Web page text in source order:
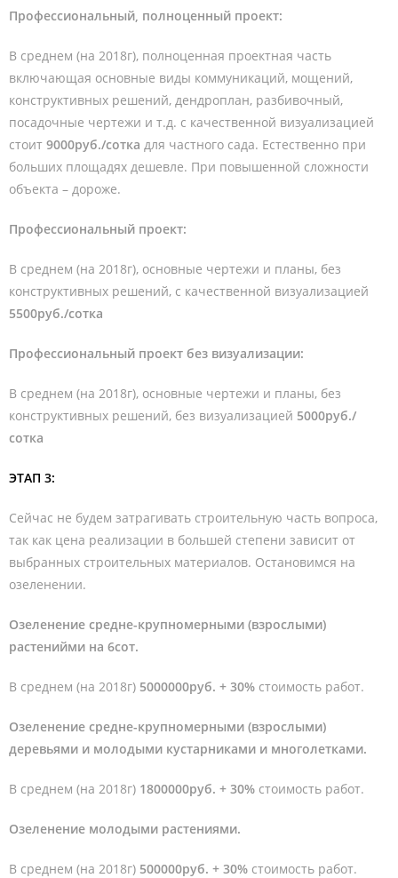
Профессиональный, полноценный проект:
В среднем (на 2018г), полноценная проектная часть
включающая основные виды коммуникаций, мощений,
конструктивных решений, дендроплан, разбивочный,
посадочные чертежи и т.д. с качественной визуализацией
стоит 9000руб./сотка для частного сада. Естественно при
больших площадях дешевле. При повышенной сложности
объекта – дороже.
Профессиональный проект:
В среднем (на 2018г), основные чертежи и планы, без
конструктивных решений, с качественной визуализацией
5500руб./сотка
Профессиональный проект без визуализации:
В среднем (на 2018г), основные чертежи и планы, без
конструктивных решений, без визуализацией 5000руб./
сотка
ЭТАП 3:
Сейчас не будем затрагивать строительную часть вопроса,
так как цена реализации в большей степени зависит от
выбранных строительных материалов. Остановимся на
озеленении.
Озеленение средне-крупномерными (взрослыми)
растенийми на 6сот.
В среднем (на 2018г) 5000000руб. + 30% стоимость работ.
Озеленение средне-крупномерными (взрослыми)
деревьями и молодыми кустарниками и многолетками.
В среднем (на 2018г) 1800000руб. + 30% стоимость работ.
Озеленение молодыми растениями.
В среднем (на 2018г) 500000руб. + 30% стоимость работ.